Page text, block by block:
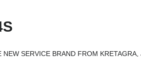
SERVICE BRAND FROM KRETAGRA,